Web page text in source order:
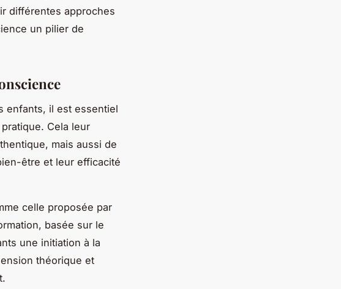
différentes approches
un pilier de
enfants, il est essentiel
Cela leur
mais aussi de
être et leur efficacité
celle proposée par
basée sur le
une initiation à la
théorique et